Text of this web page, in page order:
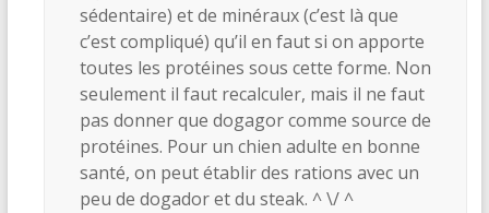
sédentaire) et de minéraux (c’est là que
c’est compliqué) qu’il en faut si on apporte
toutes les protéines sous cette forme. Non
seulement il faut recalculer, mais il ne faut
pas donner que dogagor comme source de
protéines. Pour un chien adulte en bonne
santé, on peut établir des rations avec un
peu de dogador et du steak. ^ \/ ^